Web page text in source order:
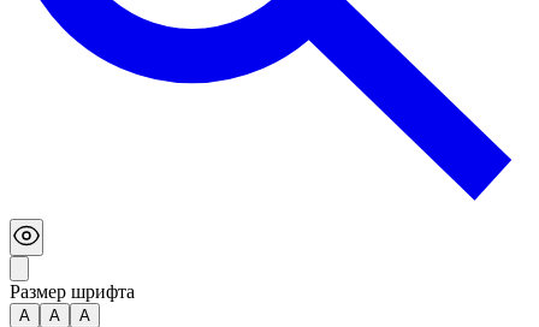
Размер шрифта
А A A